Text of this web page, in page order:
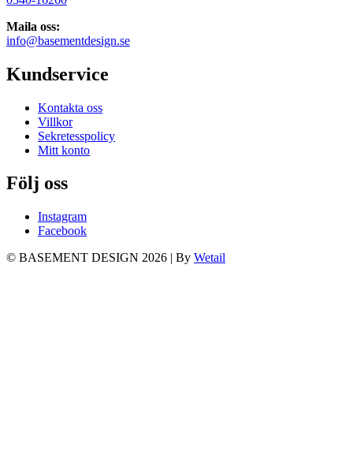
Maila oss:
info@basementdesign.se
Kundservice
Kontakta oss
Villkor
Sekretesspolicy
Mitt konto
Följ oss
Instagram
Facebook
© BASEMENT DESIGN 2026 | By Wetail